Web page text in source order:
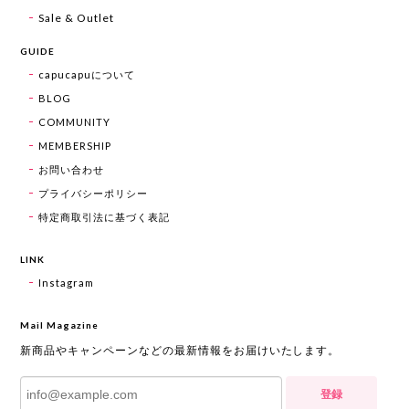
Sale & Outlet
GUIDE
capucapuについて
BLOG
COMMUNITY
MEMBERSHIP
お問い合わせ
プライバシーポリシー
特定商取引法に基づく表記
LINK
Instagram
Mail Magazine
新商品やキャンペーンなどの最新情報をお届けいたします。
登録